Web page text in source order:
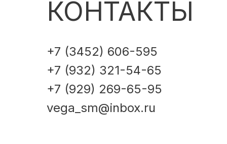
КОНТАКТЫ
+7 (3452) 606-595
+7 (932) 321-54-65
+7 (929) 269-65-95
vega_sm@inbox.ru